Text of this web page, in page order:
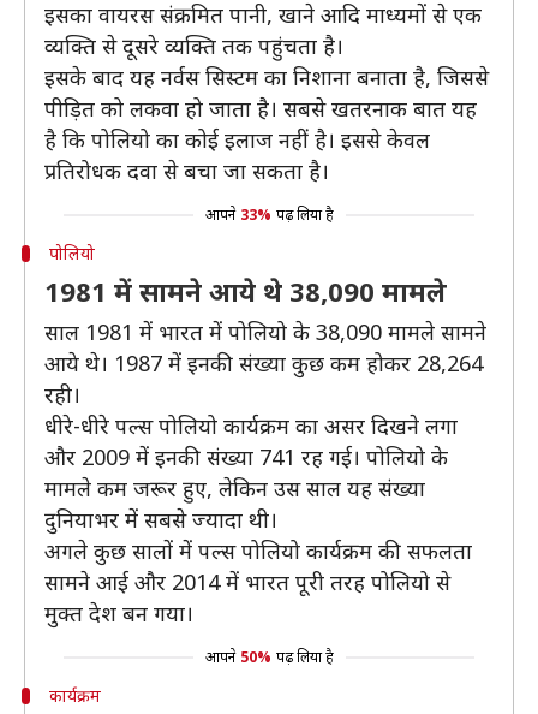
इसका वायरस संक्रमित पानी, खाने आदि माध्यमों से एक
व्यक्ति से दूसरे व्यक्ति तक पहुंचता है।
इसके बाद यह नर्वस सिस्टम का निशाना बनाता है, जिससे
पीड़ित को लकवा हो जाता है। सबसे खतरनाक बात यह
है कि पोलियो का कोई इलाज नहीं है। इससे केवल
प्रतिरोधक दवा से बचा जा सकता है।
आपने 33% पढ़ लिया है
पोलियो
1981 में सामने आये थे 38,090 मामले
साल 1981 में भारत में पोलियो के 38,090 मामले सामने
आये थे। 1987 में इनकी संख्या कुछ कम होकर 28,264
रही।
धीरे-धीरे पल्स पोलियो कार्यक्रम का असर दिखने लगा
और 2009 में इनकी संख्या 741 रह गई। पोलियो के
मामले कम जरूर हुए, लेकिन उस साल यह संख्या
दुनियाभर में सबसे ज्यादा थी।
अगले कुछ सालों में पल्स पोलियो कार्यक्रम की सफलता
सामने आई और 2014 में भारत पूरी तरह पोलियो से
मुक्त देश बन गया।
आपने 50% पढ़ लिया है
कार्यक्रम